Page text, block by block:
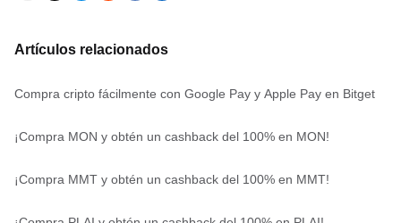
Artículos relacionados
Compra cripto fácilmente con Google Pay y Apple Pay en Bitget
¡Compra MON y obtén un cashback del 100% en MON!
¡Compra MMT y obtén un cashback del 100% en MMT!